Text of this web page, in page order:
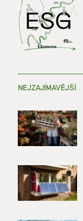
NEJZAJÍMAVĚJŠÍ